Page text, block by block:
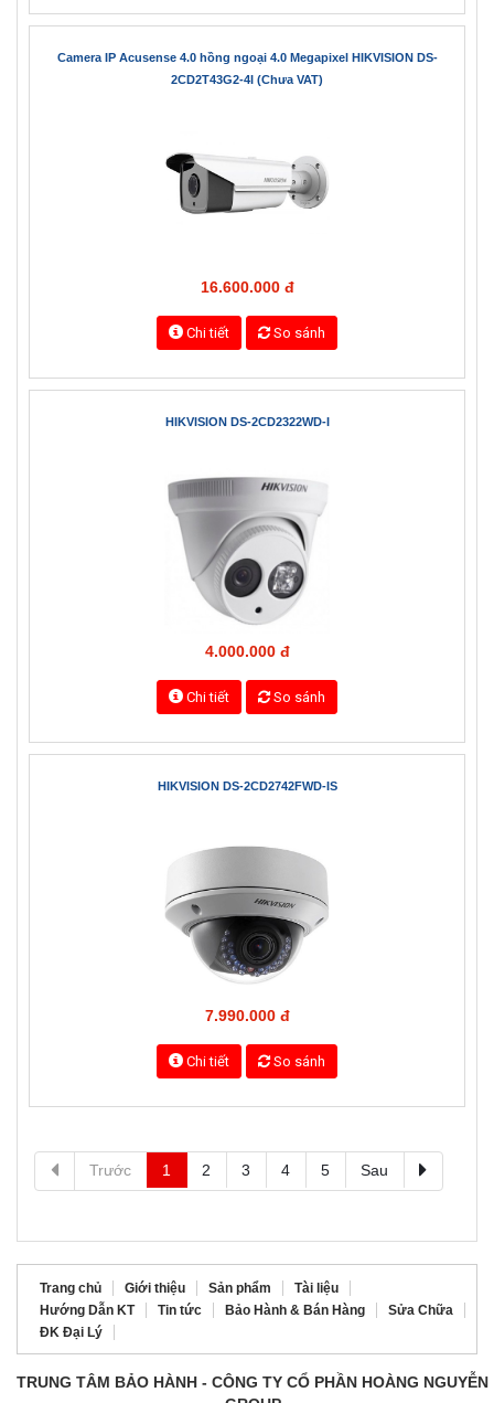
Chi tiết So sánh
2CD2T43G2-4I (Chưa VAT)
16.600.000 đ
Chi tiết So sánh
HIKVISION DS-2CD2322WD-I
4.000.000 đ
Chi tiết So sánh
Chi tiết So sánh
Trước 1 3 4 5 Sau